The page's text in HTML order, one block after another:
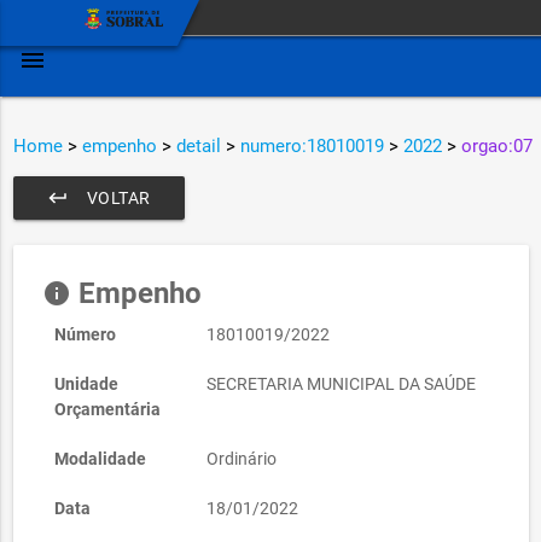
menu
Home > empenho > detail > numero:18010019 > 2022 > orgao:07
VOLTAR
keyboard_return
info Empenho
Número 18010019/2022
Unidade
Orçamentária
SECRETARIA MUNICIPAL DA SAÚDE
Modalidade Ordinário
Data 18/01/2022